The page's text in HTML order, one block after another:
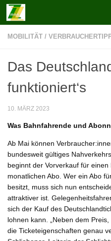
Zum Inhalt springen
MOBILITÄT /
Das
funktioniert‘s
10. MÄRZ 2023
Was Bahnfahrende und
Ab Mai können
bundesweit gültiges
beginnt der Vorverkauf für
monatlichen Abo. Wer ein Abo
besitzt, muss sich nun
attraktiver ist.
sich der Kauf des
lohnen kann. „Neben dem
die Ticketeigenschaften genau